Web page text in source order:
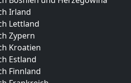
Irland
Lettland
Zypern
Kroatien
Estland
Finnland